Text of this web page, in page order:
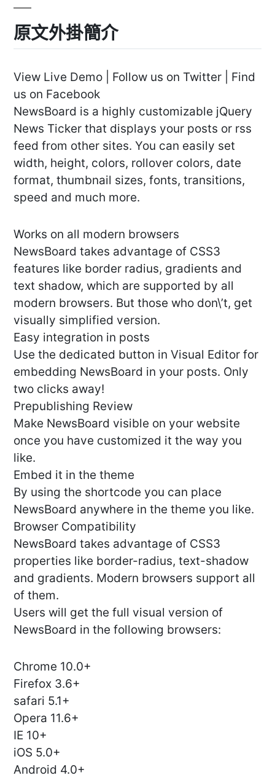
原文外掛簡介
View Live Demo | Follow us on Twitter | Find
us on Facebook
NewsBoard is a highly customizable jQuery
News Ticker that displays your posts or rss
feed from other sites. You can easily set
width, height, colors, rollover colors, date
format, thumbnail sizes, fonts, transitions,
speed and much more.
Works on all modern browsers
NewsBoard takes advantage of CSS3
features like border radius, gradients and
text shadow, which are supported by all
modern browsers. But those who don\’t, get
visually simplified version.
Easy integration in posts
Use the dedicated button in Visual Editor for
embedding NewsBoard in your posts. Only
two clicks away!
Prepublishing Review
Make NewsBoard visible on your website
once you have customized it the way you
like.
Embed it in the theme
By using the shortcode you can place
NewsBoard anywhere in the theme you like.
Browser Compatibility
NewsBoard takes advantage of CSS3
properties like border-radius, text-shadow
and gradients. Modern browsers support all
of them.
Users will get the full visual version of
NewsBoard in the following browsers:
Chrome 10.0+
Firefox 3.6+
safari 5.1+
Opera 11.6+
IE 10+
iOS 5.0+
Android 4.0+